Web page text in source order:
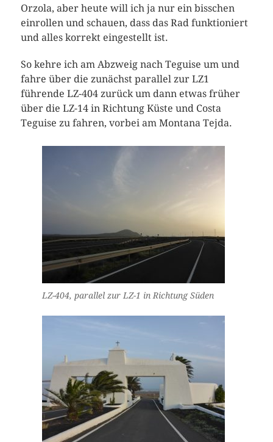
Orzola, aber heute will ich ja nur ein bisschen
einrollen und schauen, dass das Rad funktioniert
und alles korrekt eingestellt ist.
So kehre ich am Abzweig nach Teguise um und
fahre über die zunächst parallel zur LZ1
führende LZ-404 zurück um dann etwas früher
über die LZ-14 in Richtung Küste und Costa
Teguise zu fahren, vorbei am Montana Tejda.
LZ-404, parallel zur LZ-1 in Richtung Süden